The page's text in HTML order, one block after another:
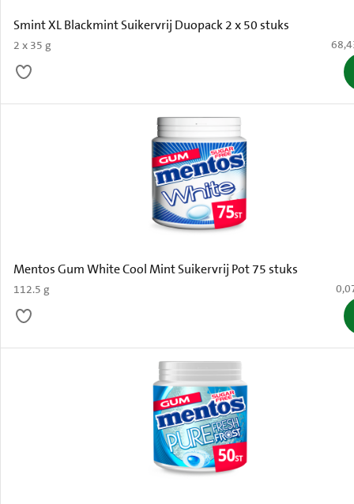
Smint XL Blackmint Suikervrij Duopack 2 x 50 stuks
2 x 35 g €
Mentos Gum White Cool Mint Suikervrij Pot 75 stuks
112.5 g €